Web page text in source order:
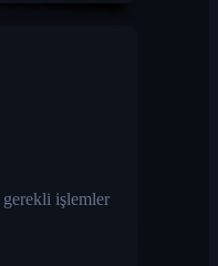
işlemler